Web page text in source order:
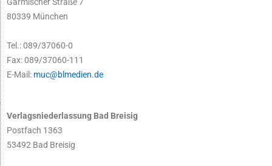
Garmischer Straße 7
80339 München
Tel.: 089/37060-0
Fax: 089/37060-111
E-Mail: muc@blmedien.de
Verlagsniederlassung Bad Breisig
Postfach 1363
53492 Bad Breisig